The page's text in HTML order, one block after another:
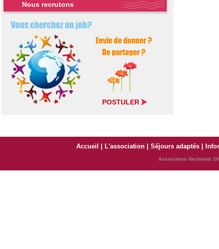
Nous recrutons
POSTULER
Accueil L'association| Séjours adaptés|
Association Vachands